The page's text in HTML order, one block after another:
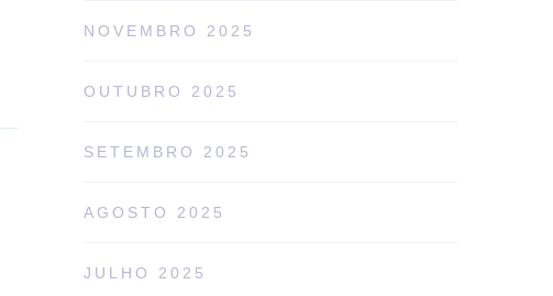
NOVEMBRO 2025
OUTUBRO 2025
SETEMBRO 2025
AGOSTO 2025
JULHO 2025